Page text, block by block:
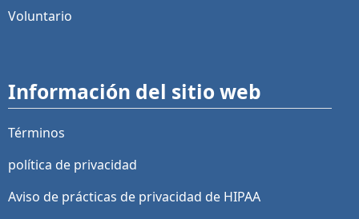
Voluntario
Información del sitio web
Términos
política de privacidad
Aviso de prácticas de privacidad de HIPAA